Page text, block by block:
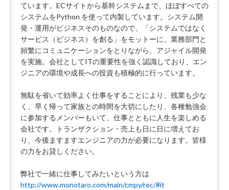
ています。ECサイトから基幹システムまで、ほぼすべての
システムをPython を使って内製しています。システム開
発・運用がビジネスそのものなので、「システムではなく
サービス（ビジネス）を創る」をモットーに、業務部門と
頻繁にコミュニケーションをとりながら、アジャイル開発
を実施。会社としてITの重要性を強く認識しており、エン
ジニアの環境や成長への投資も積極的に行っています。
無駄を省いて効率よく仕事をすることにより、残業も少な
く、早く帰って家族との時間を大切にしたり、各種勉強会
に参加するメンバーもいて、仕事とともに人生を楽しめる
会社です。トランザクション・売上も日に日に増えてお
り、今後ますますエンジニアの力が必要になります。皆様
の力をお貸しください。
弊社で一緒に仕事してみたいという方は
http://www.monotaro.com/main/cmpy/rec/#it